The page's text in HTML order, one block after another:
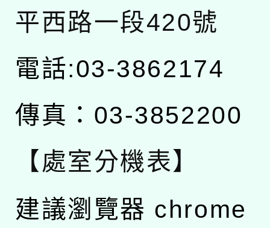
平西路一段420號
電話:03-3862174
傳真：03-3852200
【處室分機表】
建議瀏覽器 chrome